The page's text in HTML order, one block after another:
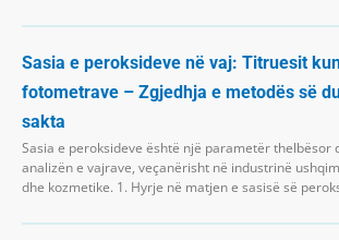
Sasia e peroksideve në vaj: Titruesit
fotometrave – Zgjedhja e metodës së
sakta
Sasia e peroksideve është një parametër thelbësor
analizën e vajrave, veçanërisht në industrinë
dhe kozmetike. 1. Hyrje në matjen e sasisë së